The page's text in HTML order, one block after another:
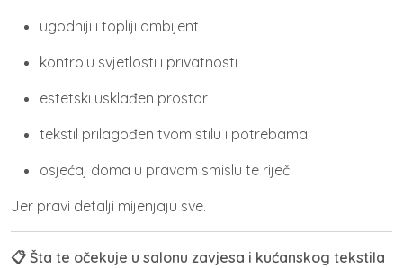
ugodniji i topliji ambijent
kontrolu svjetlosti i privatnosti
estetski usklađen prostor
tekstil prilagođen tvom stilu i potrebama
osjećaj doma u pravom smislu te riječi
Jer pravi detalji mijenjaju sve.
📋 Šta te očekuje u salonu zavjesa i kućanskog tekstila